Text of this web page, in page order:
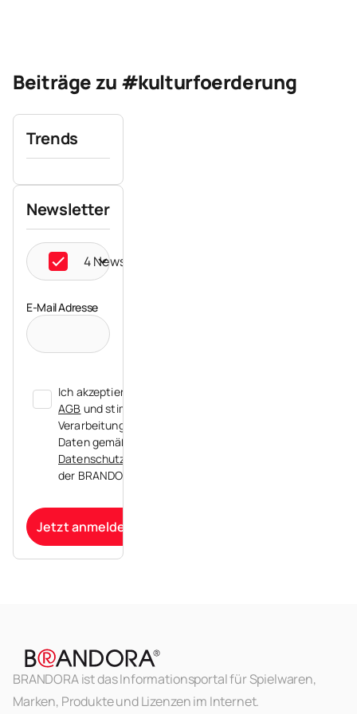
Beiträge zu #kulturfoerderung
Trends
Newsletter
4 Newsletter ausgewählt
E-Mail Adresse
Ich akzeptiere die
AGB und stimme der
Verarbeitung meiner
Daten gemäß der
Datenschutzerklärung
der BRANDORA zu.
Jetzt anmelden
BRANDORA ist das Informationsportal für Spielwaren,
Marken, Produkte und Lizenzen im Internet.